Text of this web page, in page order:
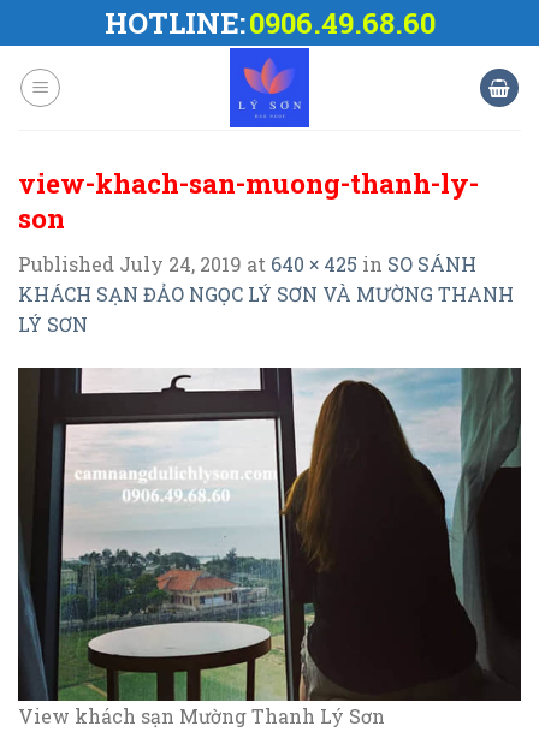
to
content
HOTLINE:0906.49.68.60
view-khach-san-muong-thanh-ly-
son
Published July 24, 2019 at 640 × 425 in SO SÁNH
KHÁCH SẠN ĐẢO NGỌC LÝ SƠN VÀ MƯỜNG THANH
LÝ SƠN
View khách sạn Mường Thanh Lý Sơn